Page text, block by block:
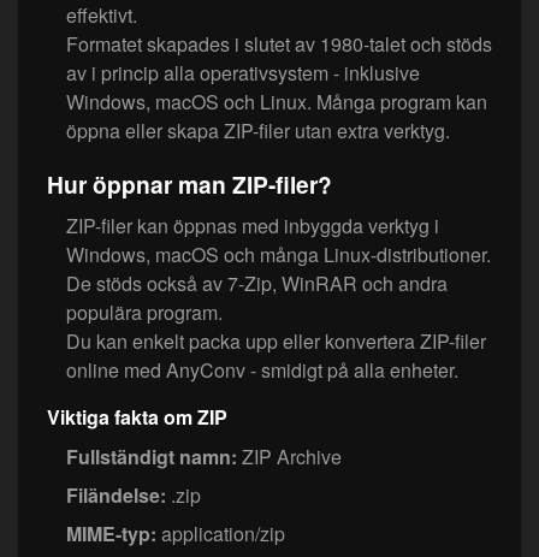
effektivt.
Formatet skapades i slutet av 1980-talet och stöds
av i princip alla operativsystem - inklusive
Windows, macOS och Linux. Många program kan
öppna eller skapa ZIP-filer utan extra verktyg.
Hur öppnar man ZIP-filer?
ZIP-filer kan öppnas med inbyggda verktyg i
Windows, macOS och många Linux-distributioner.
De stöds också av 7-Zip, WinRAR och andra
populära program.
Du kan enkelt packa upp eller konvertera ZIP-filer
online med AnyConv - smidigt på alla enheter.
Viktiga fakta om ZIP
Fullständigt namn: ZIP Archive
Filändelse: .zip
MIME-typ: application/zip